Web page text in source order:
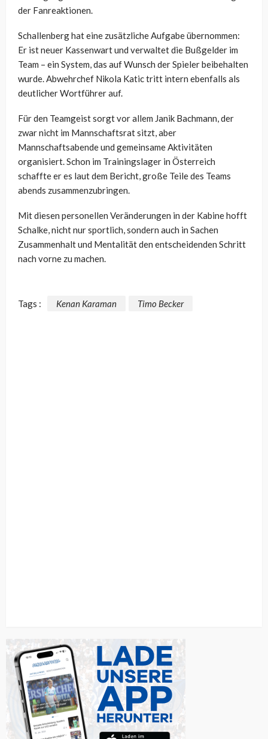
der Fanreaktionen.
Schallenberg hat eine zusätzliche Aufgabe übernommen:
Er ist neuer Kassenwart und verwaltet die Bußgelder im
Team – ein System, das auf Wunsch der Spieler beibehalten
wurde. Abwehrchef Nikola Katic tritt intern ebenfalls als
deutlicher Wortführer auf.
Für den Teamgeist sorgt vor allem Janik Bachmann, der
zwar nicht im Mannschaftsrat sitzt, aber
Mannschaftsabende und gemeinsame Aktivitäten
organisiert. Schon im Trainingslager in Österreich
schaffte er es laut dem Bericht, große Teile des Teams
abends zusammenzubringen.
Mit diesen personellen Veränderungen in der Kabine hofft
Schalke, nicht nur sportlich, sondern auch in Sachen
Zusammenhalt und Mentalität den entscheidenden Schritt
nach vorne zu machen.
Tags : Kenan Karaman Timo Becker